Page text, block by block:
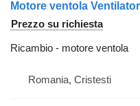
Prezzo su richiesta
Ricambio - motore ventola
Romania, Cristesti